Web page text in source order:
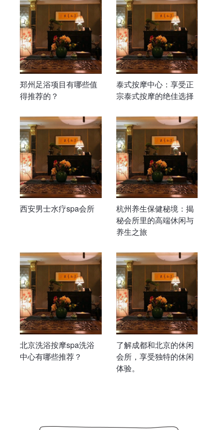
郑州足浴项目有哪些值
得推荐的？
泰式按摩中心：享受正
宗泰式按摩的绝佳选择
西安男士水疗spa会所
杭州养生保健秘境：揭
秘会所里的高端休闲与
养生之旅
北京洗浴按摩spa洗浴
中心有哪些推荐？
了解成都和北京的休闲
会所，享受独特的休闲
体验。